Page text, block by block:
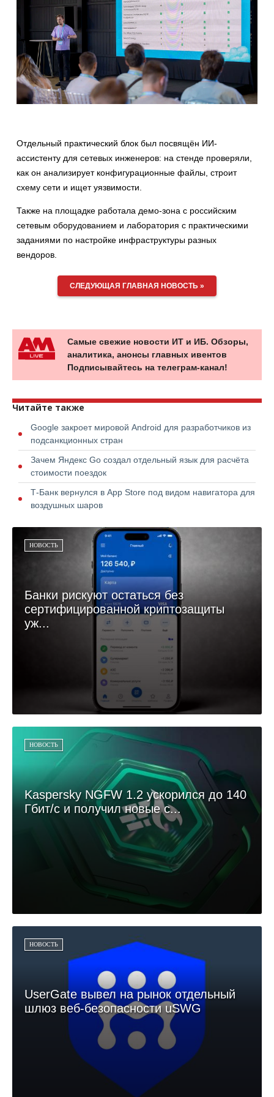
Отдельный практический блок был посвящён ИИ-
ассистенту для сетевых инженеров: на стенде проверяли,
как он анализирует конфигурационные файлы, строит
схему сети и ищет уязвимости.
Также на площадке работала демо-зона с российским
сетевым оборудованием и лаборатория с практическими
заданиями по настройке инфраструктуры разных
вендоров.
СЛЕДУЮЩАЯ ГЛАВНАЯ НОВОСТЬ »
Самые свежие новости ИТ и ИБ. Обзоры,
аналитика, анонсы главных ивентов
Подписывайтесь на телеграм-канал!
Читайте также
Google закроет мировой Android для разработчиков из
подсанкционных стран
Зачем Яндекс Go создал отдельный язык для расчёта
стоимости поездок
Т-Банк вернулся в App Store под видом навигатора для
воздушных шаров
НОВОСТЬ
Банки рискуют остаться без
сертифицированной криптозащиты
уж...
НОВОСТЬ
Kaspersky NGFW 1.2 ускорился до 140
Гбит/с и получил новые с...
НОВОСТЬ
UserGate вывел на рынок отдельный
шлюз веб-безопасности uSWG